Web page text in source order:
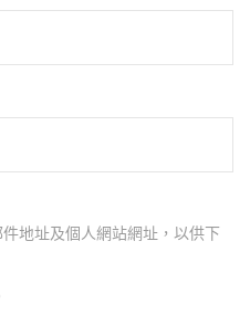
地址及個人網站網址，以供下